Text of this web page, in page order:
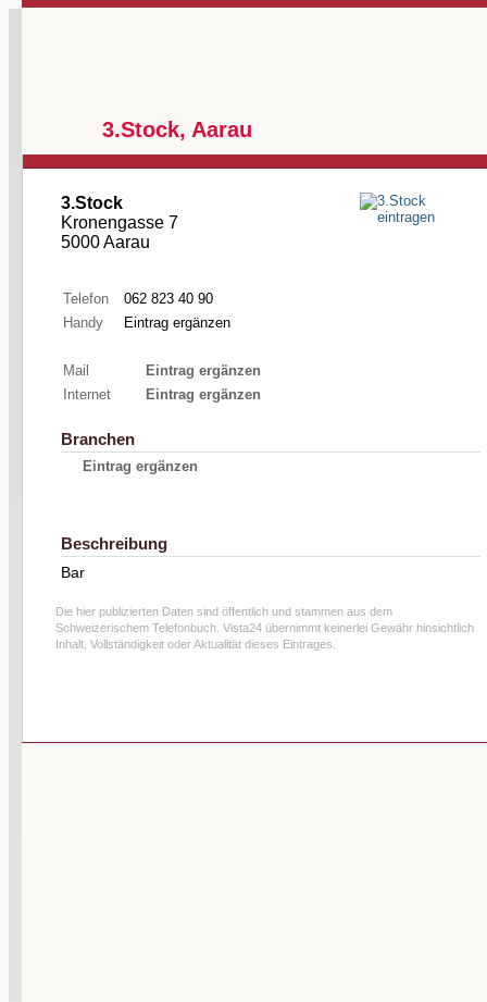
3.Stock, Aarau
3.Stock
Kronengasse 7
5000 Aarau
Telefon
062 823 40 90
Handy
Eintrag ergänzen
Mail
Eintrag ergänzen
Internet
Eintrag ergänzen
Branchen
Eintrag ergänzen
Beschreibung
Bar
Die hier publizierten Daten sind öffentlich und stammen aus dem
Schweizerischem Telefonbuch. Vista24 übernimmt keinerlei Gewähr hinsichtlich
Inhalt, Vollständigkeit oder Aktualität dieses Eintrages.